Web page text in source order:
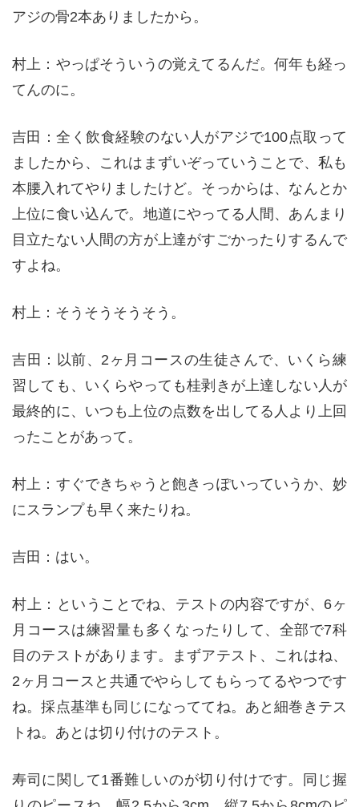
アジの骨2本ありましたから。
村上：やっぱそういうの覚えてるんだ。何年も経っ
てんのに。
吉田：全く飲食経験のない人がアジで100点取って
ましたから、これはまずいぞっていうことで、私も
本腰入れてやりましたけど。そっからは、なんとか
上位に食い込んで。地道にやってる人間、あんまり
目立たない人間の方が上達がすごかったりするんで
すよね。
村上：そうそうそうそう。
吉田：以前、2ヶ月コースの生徒さんで、いくら練
習しても、いくらやっても桂剥きが上達しない人が
最終的に、いつも上位の点数を出してる人より上回
ったことがあって。
村上：すぐできちゃうと飽きっぽいっていうか、妙
にスランプも早く来たりね。
吉田：はい。
村上：ということでね、テストの内容ですが、6ヶ
月コースは練習量も多くなったりして、全部で7科
目のテストがあります。まずアテスト、これはね、
2ヶ月コースと共通でやらしてもらってるやつです
ね。採点基準も同じになっててね。あと細巻きテス
トね。あとは切り付けのテスト。
寿司に関して1番難しいのが切り付けです。同じ握